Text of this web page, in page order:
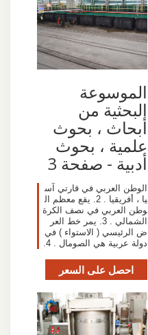
الموسوعة
البحثية من
أبحاث ، بحوث
علمية ، بحوث
أدبية - صفحة 3
الوطن العربي في قارتي آس
يا ، أفريقيا . 2. يقع معظم ال
وطن العربي في نصف الكرة
الشمالي . 3. يمر خط العر
ض الرئيسي ( الاستواء ) في
دولة عربية هي الصومال . 4.
احصل على السعر